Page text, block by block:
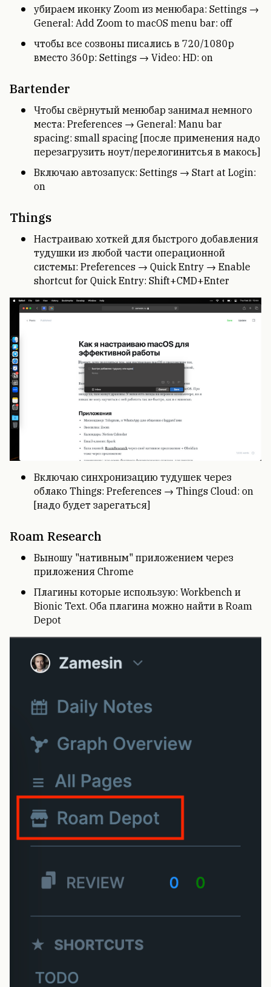
убираем иконку Zoom из менюбара: Settings →
General: Add Zoom to macOS menu bar: off
чтобы все созвоны писались в 720/1080p
вместо 360p: Settings → Video: HD: on
Bartender
Чтобы свёрнутый менюбар занимал немного
места: Preferences → General: Manu bar
spacing: small spacing [после применения надо
перезагрузить ноут/перелогинитсья в макось]
Включаю автозапуск: Settings → Start at Login:
on
Things
Настраиваю хоткей для быстрого добавления
тудушки из любой части операционной
системы: Preferences → Quick Entry → Enable
shortcut for Quick Entry: Shift+CMD+Enter
Включаю синхронизацию тудушек через
облако Things: Preferences → Things Cloud: on
[надо будет зарегаться]
Roam Research
Выношу "нативным" приложением через
приложения Chrome
Плагины которые использую: Workbench и
Bionic Text. Оба плагина можно найти в Roam
Depot